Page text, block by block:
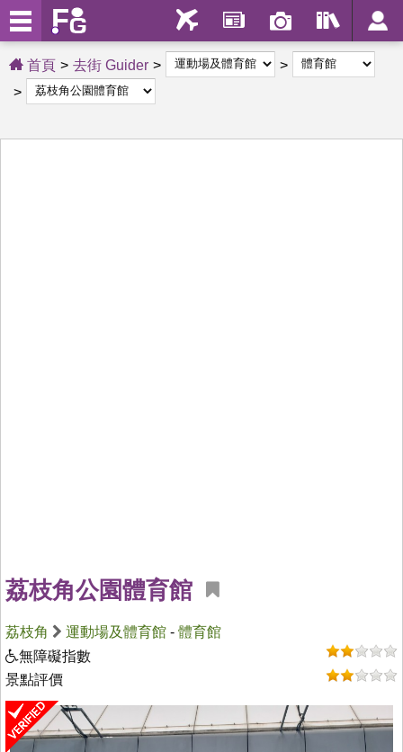
首頁 去街 Guider
荔枝角公園體育館
荔枝角 運動場及體育館 - 體育館
無障礙指數
景點評價